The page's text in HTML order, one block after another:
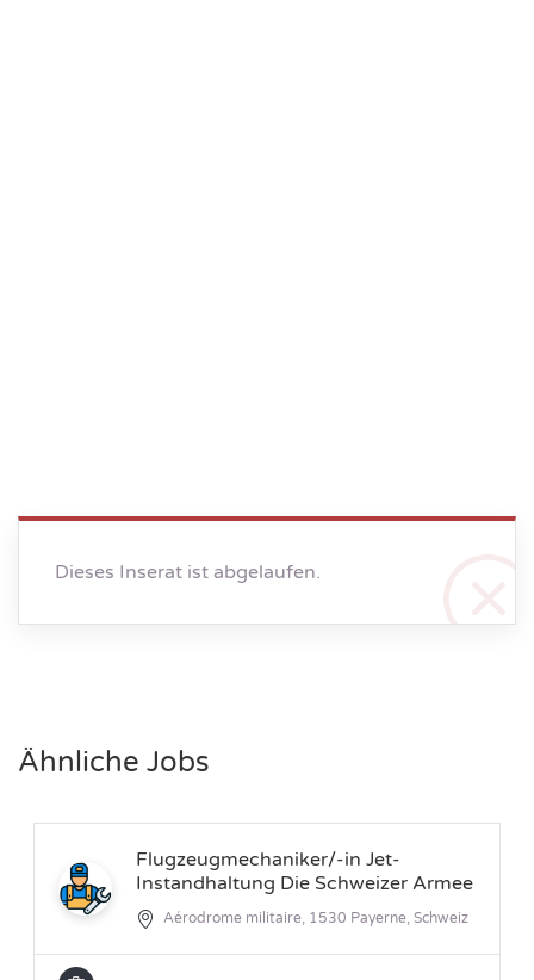
Dieses Inserat ist abgelaufen.
Ähnliche Jobs
Flugzeugmechaniker/-in Jet-
Instandhaltung Die Schweizer Armee
Aérodrome militaire, 1530 Payerne, Schweiz